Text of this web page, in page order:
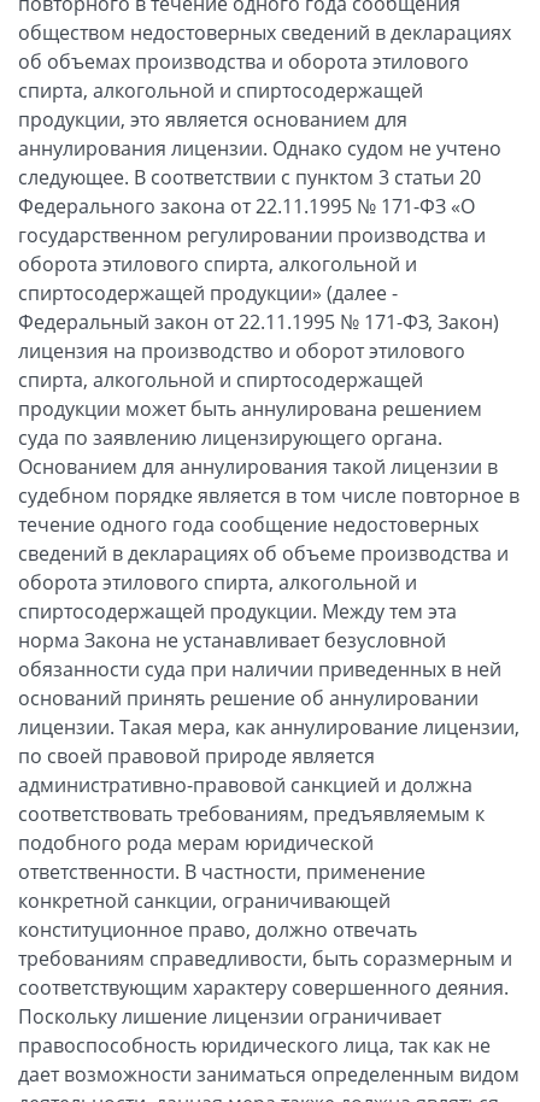
обществом недостоверных сведений в декларациях
об объемах производства и оборота этилового
спирта, алкогольной и спиртосодержащей
продукции, это является основанием для
аннулирования лицензии. Однако судом не учтено
следующее. В соответствии с пунктом 3 статьи 20
Федерального закона от 22.11.1995 № 171-ФЗ «О
государственном регулировании производства и
оборота этилового спирта, алкогольной и
спиртосодержащей продукции» (далее -
Федеральный закон от 22.11.1995 № 171-ФЗ, Закон)
лицензия на производство и оборот этилового
спирта, алкогольной и спиртосодержащей
продукции может быть аннулирована решением
суда по заявлению лицензирующего органа.
Основанием для аннулирования такой лицензии в
судебном порядке является в том числе повторное в
течение одного года сообщение недостоверных
сведений в декларациях об объеме производства и
оборота этилового спирта, алкогольной и
спиртосодержащей продукции. Между тем эта
норма Закона не устанавливает безусловной
обязанности суда при наличии приведенных в ней
оснований принять решение об аннулировании
лицензии. Такая мера, как аннулирование лицензии,
по своей правовой природе является
административно-правовой санкцией и должна
соответствовать требованиям, предъявляемым к
подобного рода мерам юридической
ответственности. В частности, применение
конкретной санкции, ограничивающей
конституционное право, должно отвечать
требованиям справедливости, быть соразмерным и
соответствующим характеру совершенного деяния.
Поскольку лишение лицензии ограничивает
правоспособность юридического лица, так как не
дает возможности заниматься определенным видом